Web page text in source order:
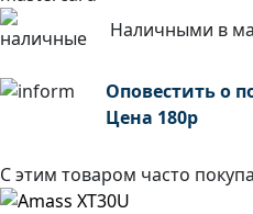
Наличными в
Оповестить о
Цена 180р
С этим товаром часто